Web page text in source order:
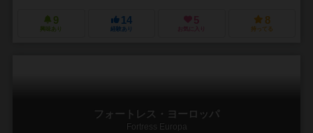
9
興味あり
14
経験あり
5
お気に入り
8
持ってる
フォートレス・ヨーロッパ
Fortress Europa